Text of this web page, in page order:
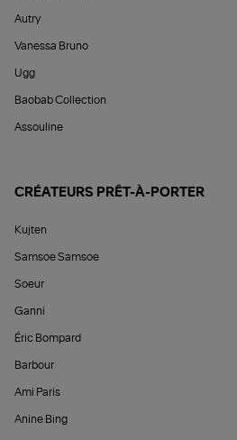
Autry
Vanessa Bruno
Ugg
Baobab Collection
Assouline
CRÉATEURS PRÊT-À-PORTER
Kujten
Samsoe Samsoe
Soeur
Ganni
Éric Bompard
Barbour
Ami Paris
Anine Bing